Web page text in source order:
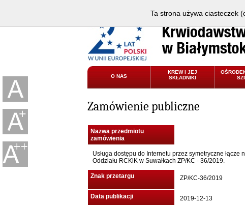
O NAS
KREW I JEJ
SKŁADNIKI
Zamówienie publiczne
Nazwa przedmiotu
zamówienia
Usługa dostępu do Internetu przez symetryczne łącze
Oddziału RCKiK w Suwałkach ZP/KC - 36/2019.
Znak przetargu ZP/KC-36/2019
Data publikacji 2019-12-13
Ta strona używa ciasteczek